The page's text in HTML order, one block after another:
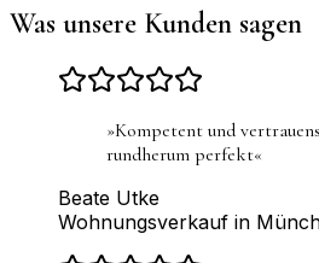
Was unsere Kunden sagen
»Kompetent und
rundherum perfekt«
Beate Utke
Wohnungsverkauf in